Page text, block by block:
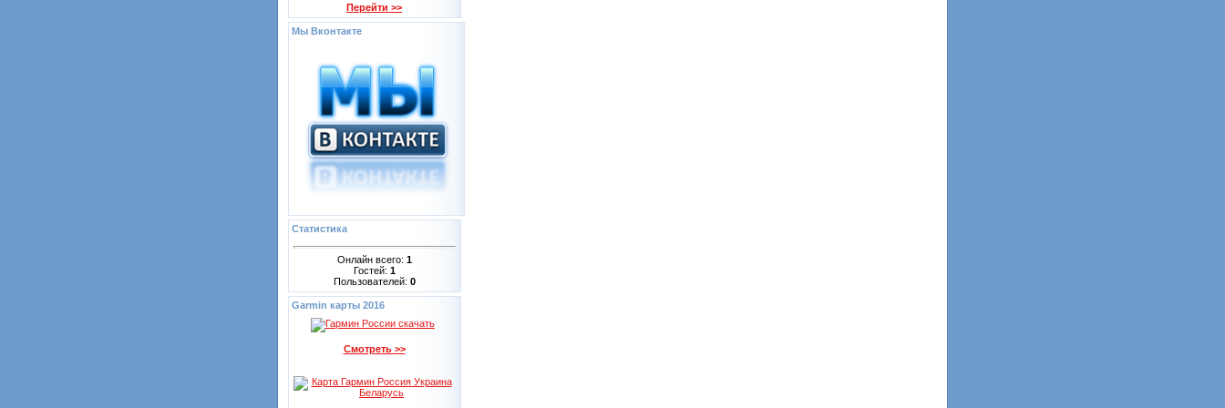
Перейти >>
Мы Вконтакте
Статистика
Онлайн всего: 1
Гостей: 1
Пользователей: 0
Garmin карты 2016
Смотреть >>